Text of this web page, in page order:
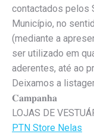
contactados pelos
Município, no
(mediante a
ser utilizado em
aderentes, até ao
Deixamos a
𝐂𝐚𝐦𝐩𝐚𝐧𝐡𝐚
LOJAS DE
PTN Store Nelas